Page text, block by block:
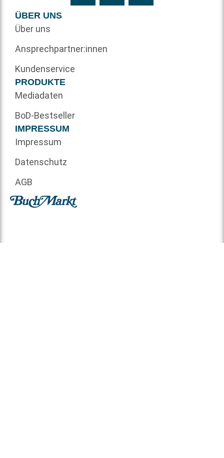
ÜBER UNS
Über uns
Ansprechpartner:innen
Kundenservice
PRODUKTE
Mediadaten
BoD-Bestseller
IMPRESSUM
Impressum
Datenschutz
AGB